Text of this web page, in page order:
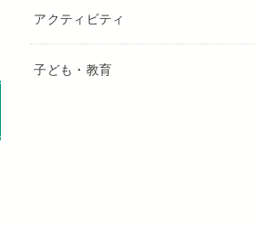
アクティビティ
子ども・教育